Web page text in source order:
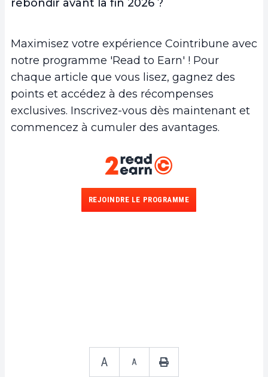
rebondir avant la fin 2026 ?
Maximisez votre expérience Cointribune avec
notre programme 'Read to Earn' ! Pour
chaque article que vous lisez, gagnez des
points et accédez à des récompenses
exclusives. Inscrivez-vous dès maintenant et
commencez à cumuler des avantages.
REJOINDRE LE PROGRAMME
A A